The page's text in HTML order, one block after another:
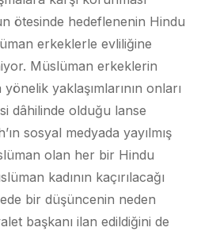
ötesinde hedeflenenin Hindu
erkeklerle evliliğine
Müslüman erkeklerin
yaklaşımlarının onları
dâhilinde olduğu lanse
sosyal medyada yayılmış
olan her bir Hindu
kadının kaçırılacağı
bir düşüncenin neden
başkanı ilan edildiğini de